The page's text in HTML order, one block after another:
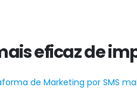
eficaz de
de Marketing por SMS